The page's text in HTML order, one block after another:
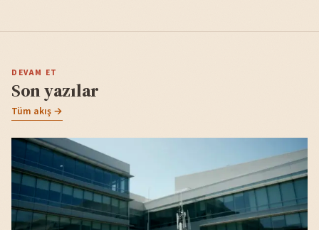
DEVAM ET
Son yazılar
Tüm akış →